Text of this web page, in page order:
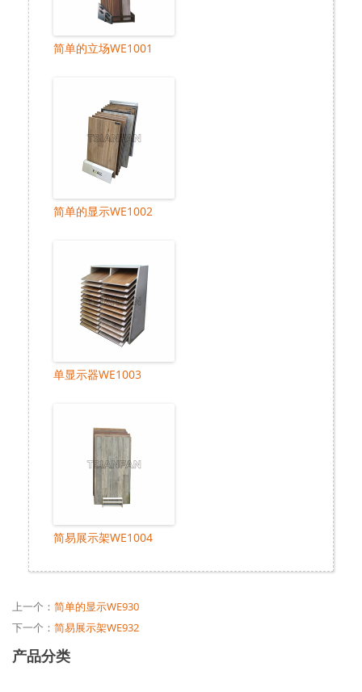
简单的立场WE1001
简单的显示WE1002
单显示器WE1003
简易展示架WE1004
上一个： 简单的显示WE930
下一个： 简易展示架WE932
产品分类